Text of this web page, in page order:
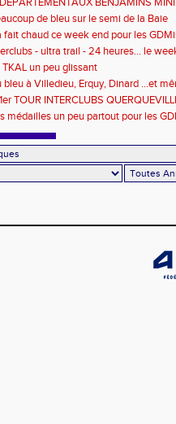
BENJAMINS
de bleu sur le semi de la Baie
fait chaud ce week end pour les
compétitions- ultra trail - 24 heures... le
en émotions
TKAL un peu glissant
bleu à Villedieu, Erquy, Dinard ...et
TOUR INTERCLUBS
médailles un peu partout pour les